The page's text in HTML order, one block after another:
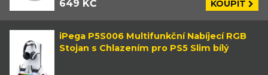
649 KČ KOUPIT
iPega P5S006 Multifunkční Nabíjecí RGB
Stojan s Chlazením pro PS5 Slim bílý